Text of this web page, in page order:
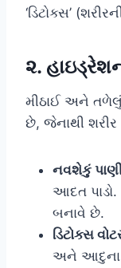
‘ડિટોક્સ’
૨.
મીઠાઈ અને તળેલું
છે, જેનાથી
નવશેકું
આદત
બનાવે છે.
ડિટોક્સ
અને આદુના